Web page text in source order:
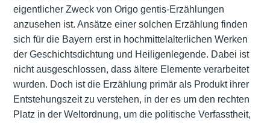
eigentlicher Zweck von Origo gentis-Erzählungen
anzusehen ist. Ansätze einer solchen Erzählung finden
sich für die Bayern erst in hochmittelalterlichen Werken
der Geschichtsdichtung und Heiligenlegende. Dabei ist
nicht ausgeschlossen, dass ältere Elemente verarbeitet
wurden. Doch ist die Erzählung primär als Produkt ihrer
Entstehungszeit zu verstehen, in der es um den rechten
Platz in der Weltordnung, um die politische Verfasstheit,